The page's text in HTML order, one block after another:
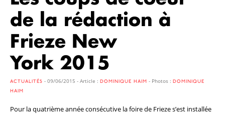
de la rédaction à
Frieze New
York 2015
ACTUALITÉS - 09/06/2015 - Article : DOMINIQUE HAIM - Photos : DOMINIQUE
HAIM
Pour la quatrième année consécutive la foire de Frieze s’est installée